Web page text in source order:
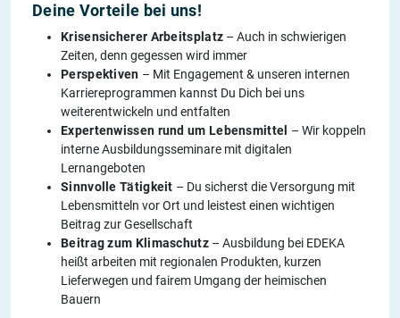
Deine Vorteile bei uns!
Krisensicherer Arbeitsplatz – Auch in schwierigen
Zeiten, denn gegessen wird immer
Perspektiven – Mit Engagement & unseren internen
Karriereprogrammen kannst Du Dich bei uns
weiterentwickeln und entfalten
Expertenwissen rund um Lebensmittel – Wir koppeln
interne Ausbildungsseminare mit digitalen
Lernangeboten
Sinnvolle Tätigkeit – Du sicherst die Versorgung mit
Lebensmitteln vor Ort und leistest einen wichtigen
Beitrag zur Gesellschaft
Beitrag zum Klimaschutz– Ausbildung bei EDEKA
heißt arbeiten mit regionalen Produkten, kurzen
Lieferwegen und fairem Umgang der heimischen
Bauern